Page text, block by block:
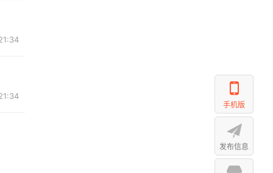
手机版
发布信息